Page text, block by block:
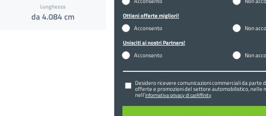
Lunghezza
da 4.084 cm Ottieni offerte migliori!
Acconsento Non
Unisciti ai nostri Partners!
Acconsento Non
Desidero ricevere comunicazioni commerciali da parte
offerte e promozioni del settore automobilistico, nelle
nell'informativa privacy di carAffinity